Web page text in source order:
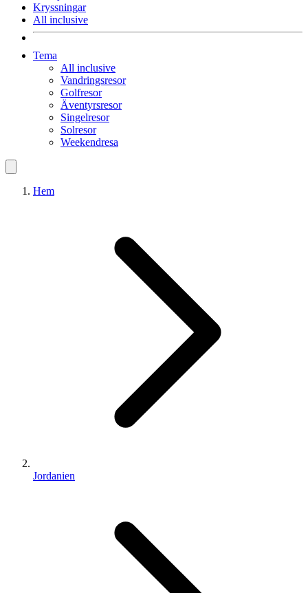
Kryssningar
All inclusive
Tema
All inclusive
Vandringsresor
Golfresor
Äventyrsresor
Singelresor
Solresor
Weekendresa
Hem
Jordanien